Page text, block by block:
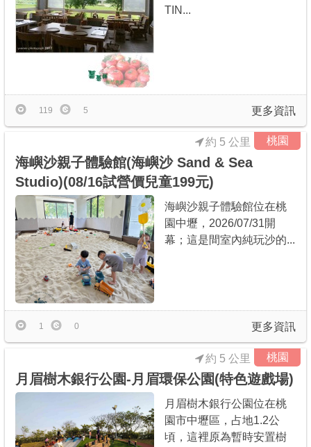
TIN...
更多資訊
119 5
桃園
海嶼沙親子體驗館(海嶼沙 Sand & Sea
Studio)(08/16試營價兒童199元)
約 5 公里
海嶼沙親子體驗館位在桃
園中壢，2026/07/31開
幕；這是間室內純玩沙的...
更多資訊
1 0
桃園
月眉樹木銀行公園-月眉環保公園(特色遊戲場)
約 5 公里
月眉樹木銀行公園位在桃
園市中壢區，占地1.2公
頃，這裡原為暫時安置樹